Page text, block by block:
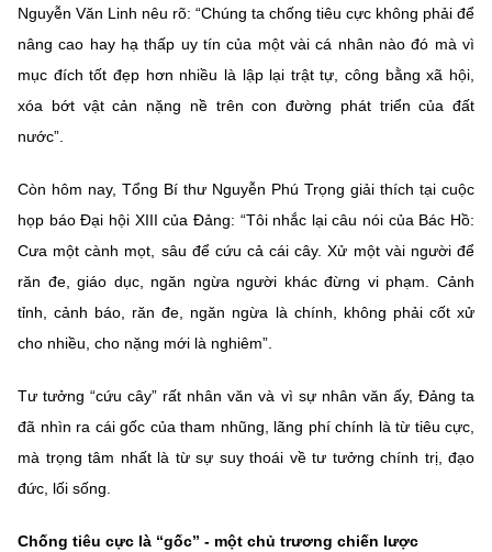
Nguyễn Văn Linh nêu rõ: “Chúng ta chống tiêu cực không phải để
nâng cao hay hạ thấp uy tín của một vài cá nhân nào đó mà vì
mục đích tốt đẹp hơn nhiều là lập lại trật tự, công bằng xã hội,
xóa bớt vật cản nặng nề trên con đường phát triển của đất
nước”.
Còn hôm nay, Tổng Bí thư Nguyễn Phú Trọng giải thích tại cuộc
họp báo Đại hội XIII của Đảng: “Tôi nhắc lại câu nói của Bác Hồ:
Cưa một cành mọt, sâu để cứu cả cái cây. Xử một vài người để
răn đe, giáo dục, ngăn ngừa người khác đừng vi phạm. Cảnh
tỉnh, cảnh báo, răn đe, ngăn ngừa là chính, không phải cốt xử
cho nhiều, cho nặng mới là nghiêm”.
Tư tưởng “cứu cây” rất nhân văn và vì sự nhân văn ấy, Đảng ta
đã nhìn ra cái gốc của tham nhũng, lãng phí chính là từ tiêu cực,
mà trọng tâm nhất là từ sự suy thoái về tư tưởng chính trị, đạo
đức, lối sống.
Chống tiêu cực là “gốc” - một chủ trương chiến lược